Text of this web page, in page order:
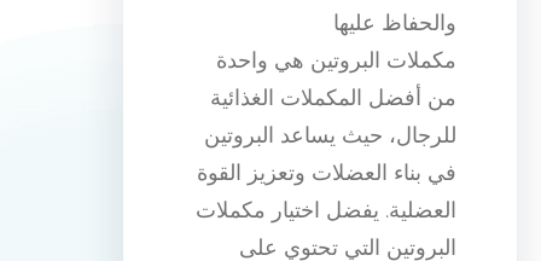
والحفاظ عليها
مكملات البروتين هي واحدة
من أفضل المكملات الغذائية
للرجال، حيث يساعد البروتين
في بناء العضلات وتعزيز القوة
العضلية. يفضل اختيار مكملات
البروتين التي تحتوي على